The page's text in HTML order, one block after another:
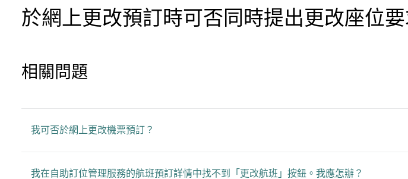
於網上更改預訂時可否同時提出更改座位要
相關問題
我可否於網上更改機票預訂？
我在自助訂位管理服務的航班預訂詳情中找不到「更改航班」按鈕。我應怎辦？